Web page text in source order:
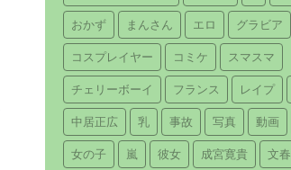
おかず まんさん エロ グラビア
コスプレイヤー コミケ スマスマ
チェリーボーイ フランス レイプ
中居正広 乳 事故 写真 動画
女の子 嵐 彼女 成宮寛貴 文春